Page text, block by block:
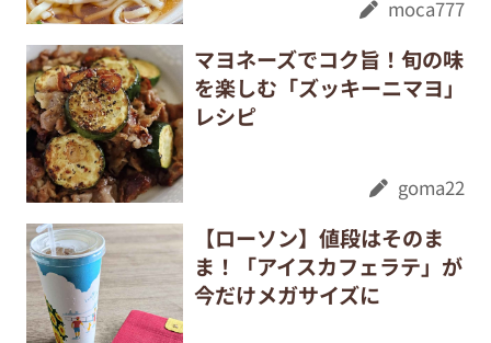
moca777
マヨネーズでコク旨！旬の味
を楽しむ「ズッキーニマヨ」
レシピ
goma22
【ローソン】値段はそのま
ま！「アイスカフェラテ」が
今だけメガサイズに